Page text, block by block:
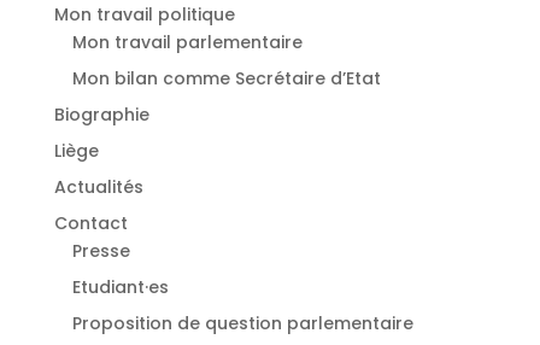
Mon travail politique
Mon travail parlementaire
Mon bilan comme Secrétaire d’Etat
Biographie
Liège
Actualités
Contact
Presse
Etudiant·es
⁠Proposition de question parlementaire